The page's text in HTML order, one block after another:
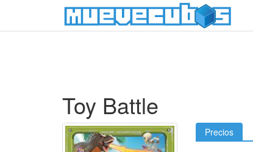
Toy Battle
Precios